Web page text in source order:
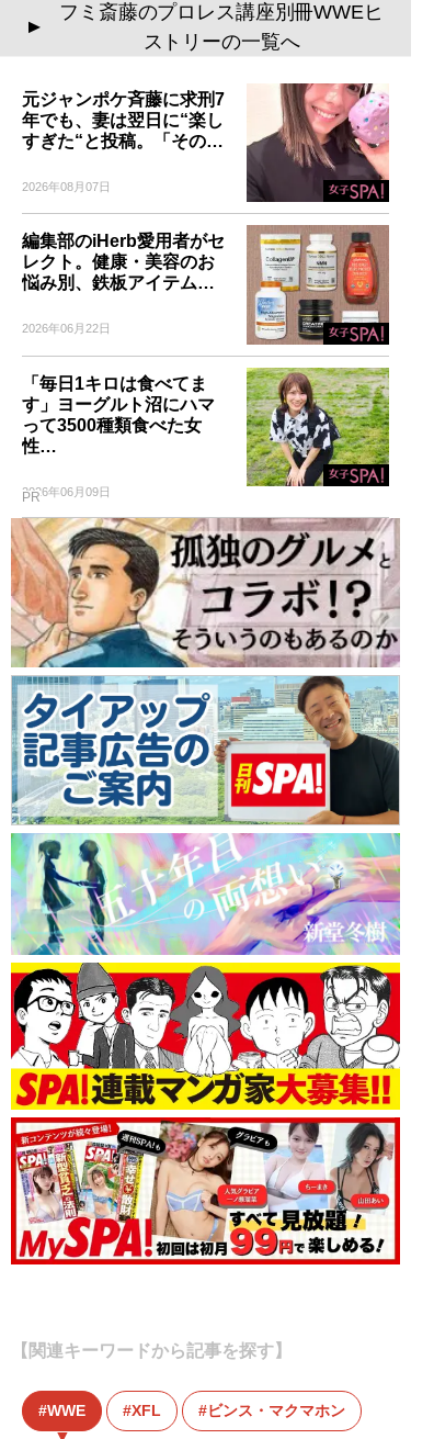
▲
フミ斎藤のプロレス講座別冊WWEヒ
ストリーの一覧へ
元ジャンポケ斉藤に求刑7
年でも、妻は翌日に“楽し
すぎた“と投稿。「その…
2026年08月07日
編集部のiHerb愛用者がセ
レクト。健康・美容のお
悩み別、鉄板アイテム…
2026年06月22日
「毎日1キロは食べてま
す」ヨーグルト沼にハマ
って3500種類食べた女
性…
2026年06月09日
PR
【関連キーワードから記事を探す】
WWE XFL ビンス・マクマホン